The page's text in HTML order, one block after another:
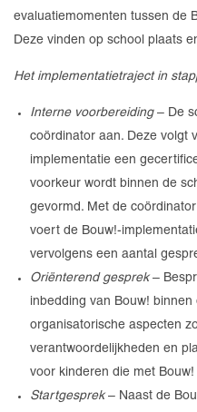
evaluatiemomenten tussen de
Deze vinden op school plaats
Het implementatietraject in
Interne voorbereiding – De
coördinator aan. Deze volgt
implementatie een
voorkeur wordt binnen de
gevormd. Met de
voert de Bouw!-
vervolgens een aantal
Oriënterend gesprek–
inbedding van Bouw!
organisatorische aspecten
verantwoordelijkheden en
voor kinderen die met
Startgesprek– Naast de